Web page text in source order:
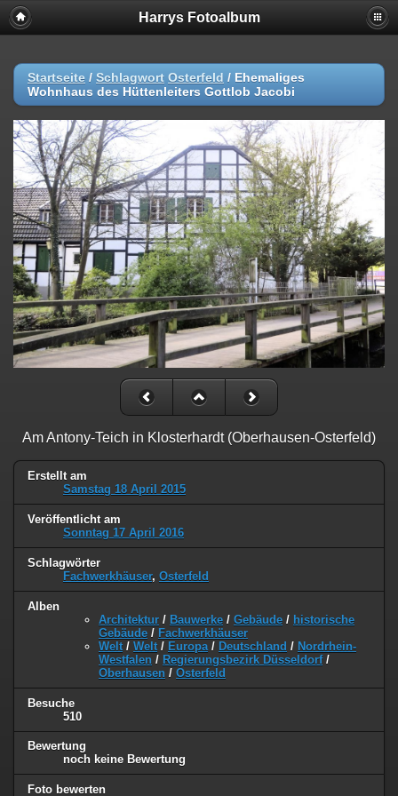
Harrys Fotoalbum
Startseite / Schlagwort Osterfeld / Ehemaliges
Wohnhaus des Hüttenleiters Gottlob Jacobi
Am Antony-Teich in Klosterhardt (Oberhausen-Osterfeld)
Erstellt am
Samstag 18 April 2015
Veröffentlicht am
Sonntag 17 April 2016
Schlagwörter
Fachwerkhäuser, Osterfeld
Alben
Architektur / Bauwerke / Gebäude / historische
Gebäude / Fachwerkhäuser
Welt / Welt / Europa / Deutschland / Nordrhein-
Westfalen / Regierungsbezirk Düsseldorf/
Oberhausen / Osterfeld
Besuche
510
Bewertung
noch keine Bewertung
Foto bewerten